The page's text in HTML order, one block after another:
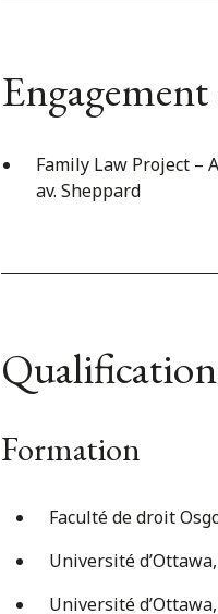
Family Law Project –
av. Sheppard
Formation
Faculté de droit
Université d’Ottawa,
Université d’Ottawa,